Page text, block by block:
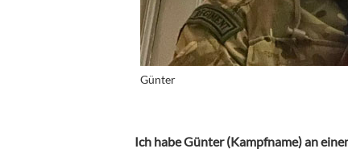
Günter
Ich habe Günter (Kampfname) an